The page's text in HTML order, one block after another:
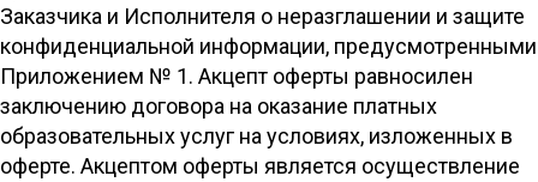
Заказчика и Исполнителя о неразглашении и защите
конфиденциальной информации, предусмотренными
Приложением № 1. Акцепт оферты равносилен
заключению договора на оказание платных
образовательных услуг на условиях, изложенных в
оферте. Акцептом оферты является осуществление